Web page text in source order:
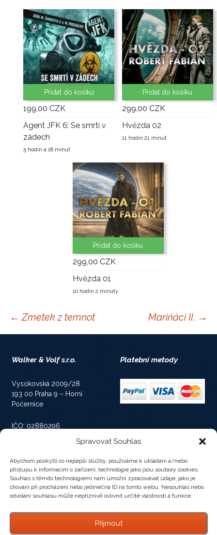
Spravovat Souhlas
Abychom poskytli co nejlepší služby, používáme k ukládání a/nebo
přístupu k informacím o zařízení, technologie jako jsou soubory cookies.
Souhlas s těmito technologiemi nám umožní zpracovávat údaje, jako je
chování při procházení nebo jedinečná ID na tomto webu. Nesouhlas nebo
odvolání souhlasu může nepříznivě ovlivnit určité vlastnosti a funkce.
Přijmout
Přidat do košíku
199,00 CZK
Agent JFK 6: Se smrtí v
zádech
5 hodin a 18 minut
Přidat do košíku
299,00 CZK
Hvězda 02
11 hodin 21 minut
Přidat do košíku
299,00 CZK
Hvězda 01
10 hodin 2 minuty
Navigace
pro
příspěvky
← Zmetek z temnot Mariňáci II. →
Walker & Volf s.r.o.
Vysokovská 2009/28
193 00 Praha 9 – Horní
Počernice
IČO: 02880296
Spisová značka: C 224798
vedená u Městského
soudu v Praze
Platební metody
Socializujeme se